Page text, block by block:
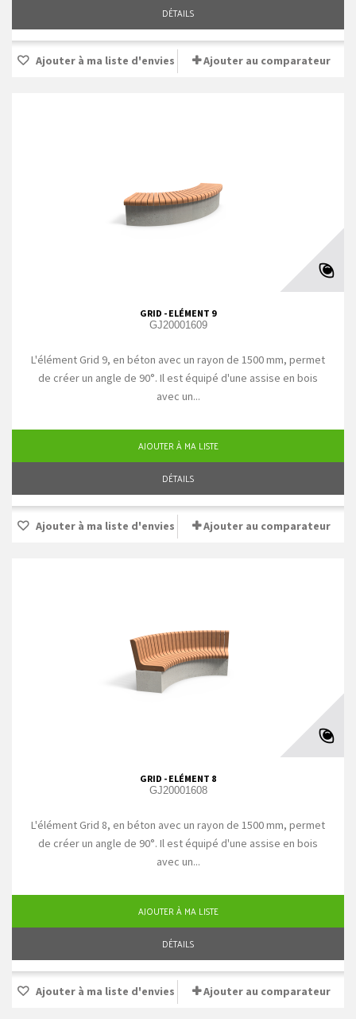
DÉTAILS
Ajouter à ma liste d'envies Ajouter au comparateur
GRID - ELÉMENT 9
GJ20001609
L'élément Grid 9, en béton avec un rayon de 1500 mm, permet
de créer un angle de 90°. Il est équipé d'une assise en bois
avec un...
AJOUTER À MA LISTE
DÉTAILS
Ajouter à ma liste d'envies Ajouter au comparateur
GRID - ELÉMENT 8
GJ20001608
L'élément Grid 8, en béton avec un rayon de 1500 mm, permet
de créer un angle de 90°. Il est équipé d'une assise en bois
avec un...
AJOUTER À MA LISTE
DÉTAILS
Ajouter à ma liste d'envies Ajouter au comparateur